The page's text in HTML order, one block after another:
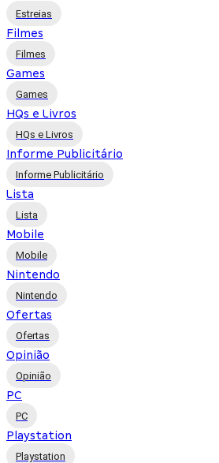
Estreias
Filmes
Filmes
Games
Games
HQs e Livros
HQs e Livros
Informe Publicitário
Informe Publicitário
Lista
Lista
Mobile
Mobile
Nintendo
Nintendo
Ofertas
Ofertas
Opinião
Opinião
PC
PC
Playstation
Playstation